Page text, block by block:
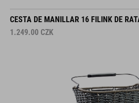
CESTA DE MANILLAR 16 FILINK DE
1.249.00 CZK